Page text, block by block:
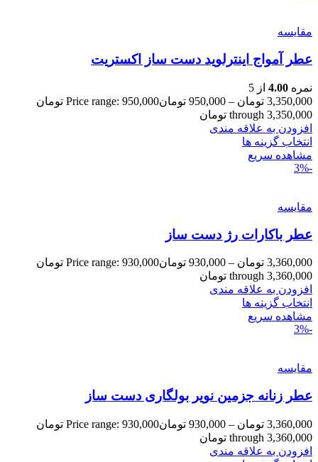
مقایسه
عطر آمواج اینترلوید دست ساز اکستریت
نمره 4.00 از 5
3,350,000 تومان –
950,000 تومان
Price range: 950,000 تومان
through 3,350,000 تومان
افزودن به علاقه مندی
انتخاب گزینه ها
مشاهده سریع
-3%
مقایسه
عطر باکارات رژ دست ساز
3,360,000 تومان –
930,000 تومان
Price range: 930,000 تومان
through 3,360,000 تومان
افزودن به علاقه مندی
انتخاب گزینه ها
مشاهده سریع
-3%
مقایسه
عطر زنانه جزمین نویر بولگاری دست ساز
3,360,000 تومان –
930,000 تومان
Price range: 930,000 تومان
through 3,360,000 تومان
افزودن به علاقه مندی